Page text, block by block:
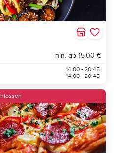
min. ab 15,00 €
14:00 - 20:45
14:00 - 20:45